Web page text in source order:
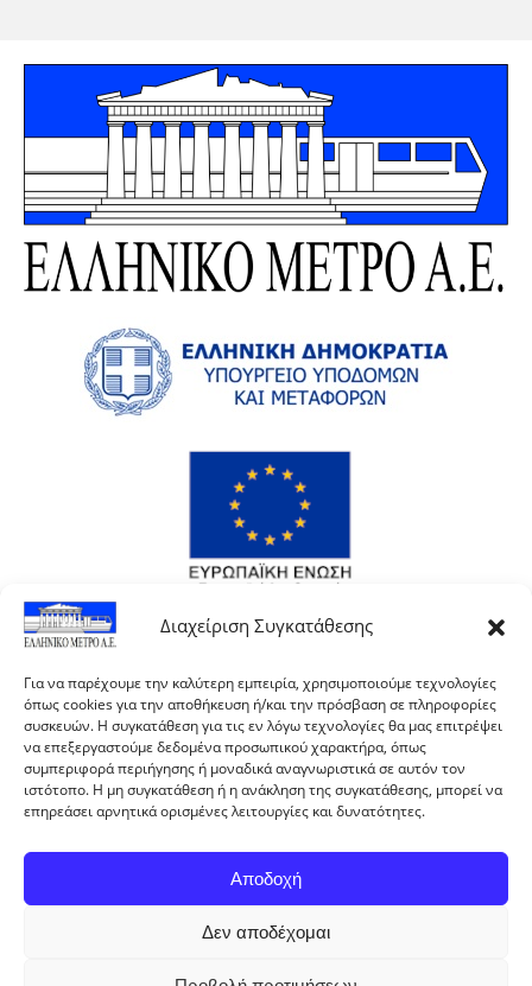
Διαχείριση Συγκατάθεσης
Για να παρέχουμε την καλύτερη εμπειρία, χρησιμοποιούμε τεχνολογίες
όπως cookies για την αποθήκευση ή/και την πρόσβαση σε πληροφορίες
συσκευών. Η συγκατάθεση για τις εν λόγω τεχνολογίες θα μας επιτρέψει
να επεξεργαστούμε δεδομένα προσωπικού χαρακτήρα, όπως
συμπεριφορά περιήγησης ή μοναδικά αναγνωριστικά σε αυτόν τον
ιστότοπο. Η μη συγκατάθεση ή η ανάκληση της συγκατάθεσης, μπορεί να
επηρεάσει αρνητικά ορισμένες λειτουργίες και δυνατότητες.
Αποδοχή
Δεν αποδέχομαι
Με τη συγχρηματοδότηση της Ελλάδας και της
Ευρωπαϊκής Ένωσης.